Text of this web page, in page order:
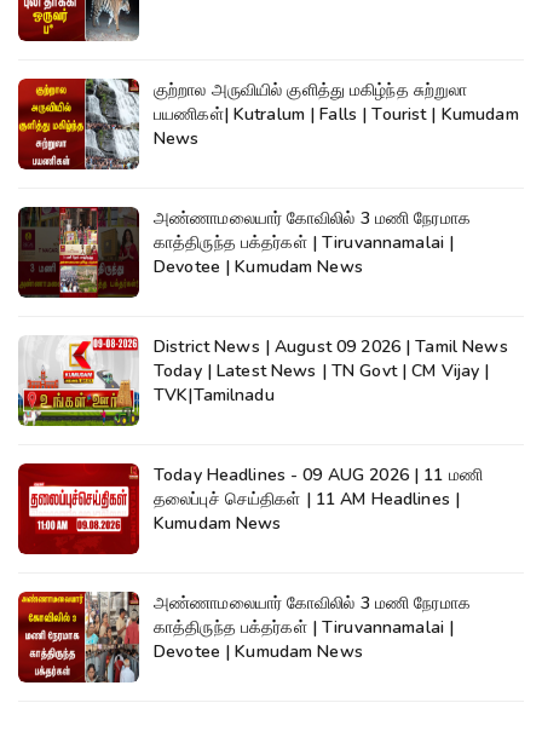
குற்றால அருவியில் குளித்து மகிழ்ந்த சுற்றுலா
பயணிகள்| Kutralum | Falls | Tourist | Kumudam
News
அண்ணாமலையார் கோவிலில் 3 மணி நேரமாக
காத்திருந்த பக்தர்கள் | Tiruvannamalai |
Devotee | Kumudam News
District News | August 09 2026 | Tamil News
Today | Latest News | TN Govt | CM Vijay |
TVK|Tamilnadu
Today Headlines - 09 AUG 2026 | 11 மணி
தலைப்புச் செய்திகள் | 11 AM Headlines |
Kumudam News
அண்ணாமலையார் கோவிலில் 3 மணி நேரமாக
காத்திருந்த பக்தர்கள் | Tiruvannamalai |
Devotee | Kumudam News